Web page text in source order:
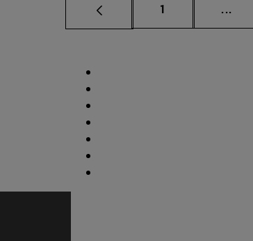
Página
1 ...